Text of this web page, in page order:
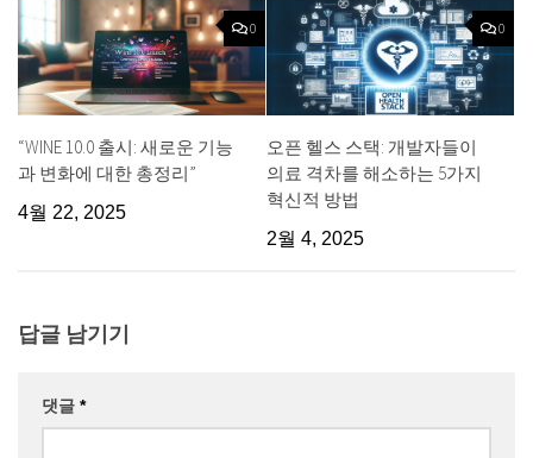
0
“WINE 10.0 출시: 새로운 기능
과 변화에 대한 총정리”
4월 22, 2025
0
오픈 헬스 스택: 개발자들이
의료 격차를 해소하는 5가지
혁신적 방법
2월 4, 2025
답글 남기기
댓글 *